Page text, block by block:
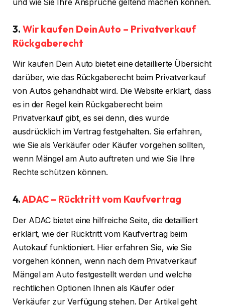
und wie Sie Ihre Ansprüche geltend machen können.
3. Wir kaufen Dein Auto – Privatverkauf
Rückgaberecht
Wir kaufen Dein Auto bietet eine detaillierte Übersicht
darüber, wie das Rückgaberecht beim Privatverkauf
von Autos gehandhabt wird. Die Website erklärt, dass
es in der Regel kein Rückgaberecht beim
Privatverkauf gibt, es sei denn, dies wurde
ausdrücklich im Vertrag festgehalten. Sie erfahren,
wie Sie als Verkäufer oder Käufer vorgehen sollten,
wenn Mängel am Auto auftreten und wie Sie Ihre
Rechte schützen können.
4.ADAC – Rücktritt vom Kaufvertrag
Der ADAC bietet eine hilfreiche Seite, die detailliert
erklärt, wie der Rücktritt vom Kaufvertrag beim
Autokauf funktioniert. Hier erfahren Sie, wie Sie
vorgehen können, wenn nach dem Privatverkauf
Mängel am Auto festgestellt werden und welche
rechtlichen Optionen Ihnen als Käufer oder
Verkäufer zur Verfügung stehen. Der Artikel geht